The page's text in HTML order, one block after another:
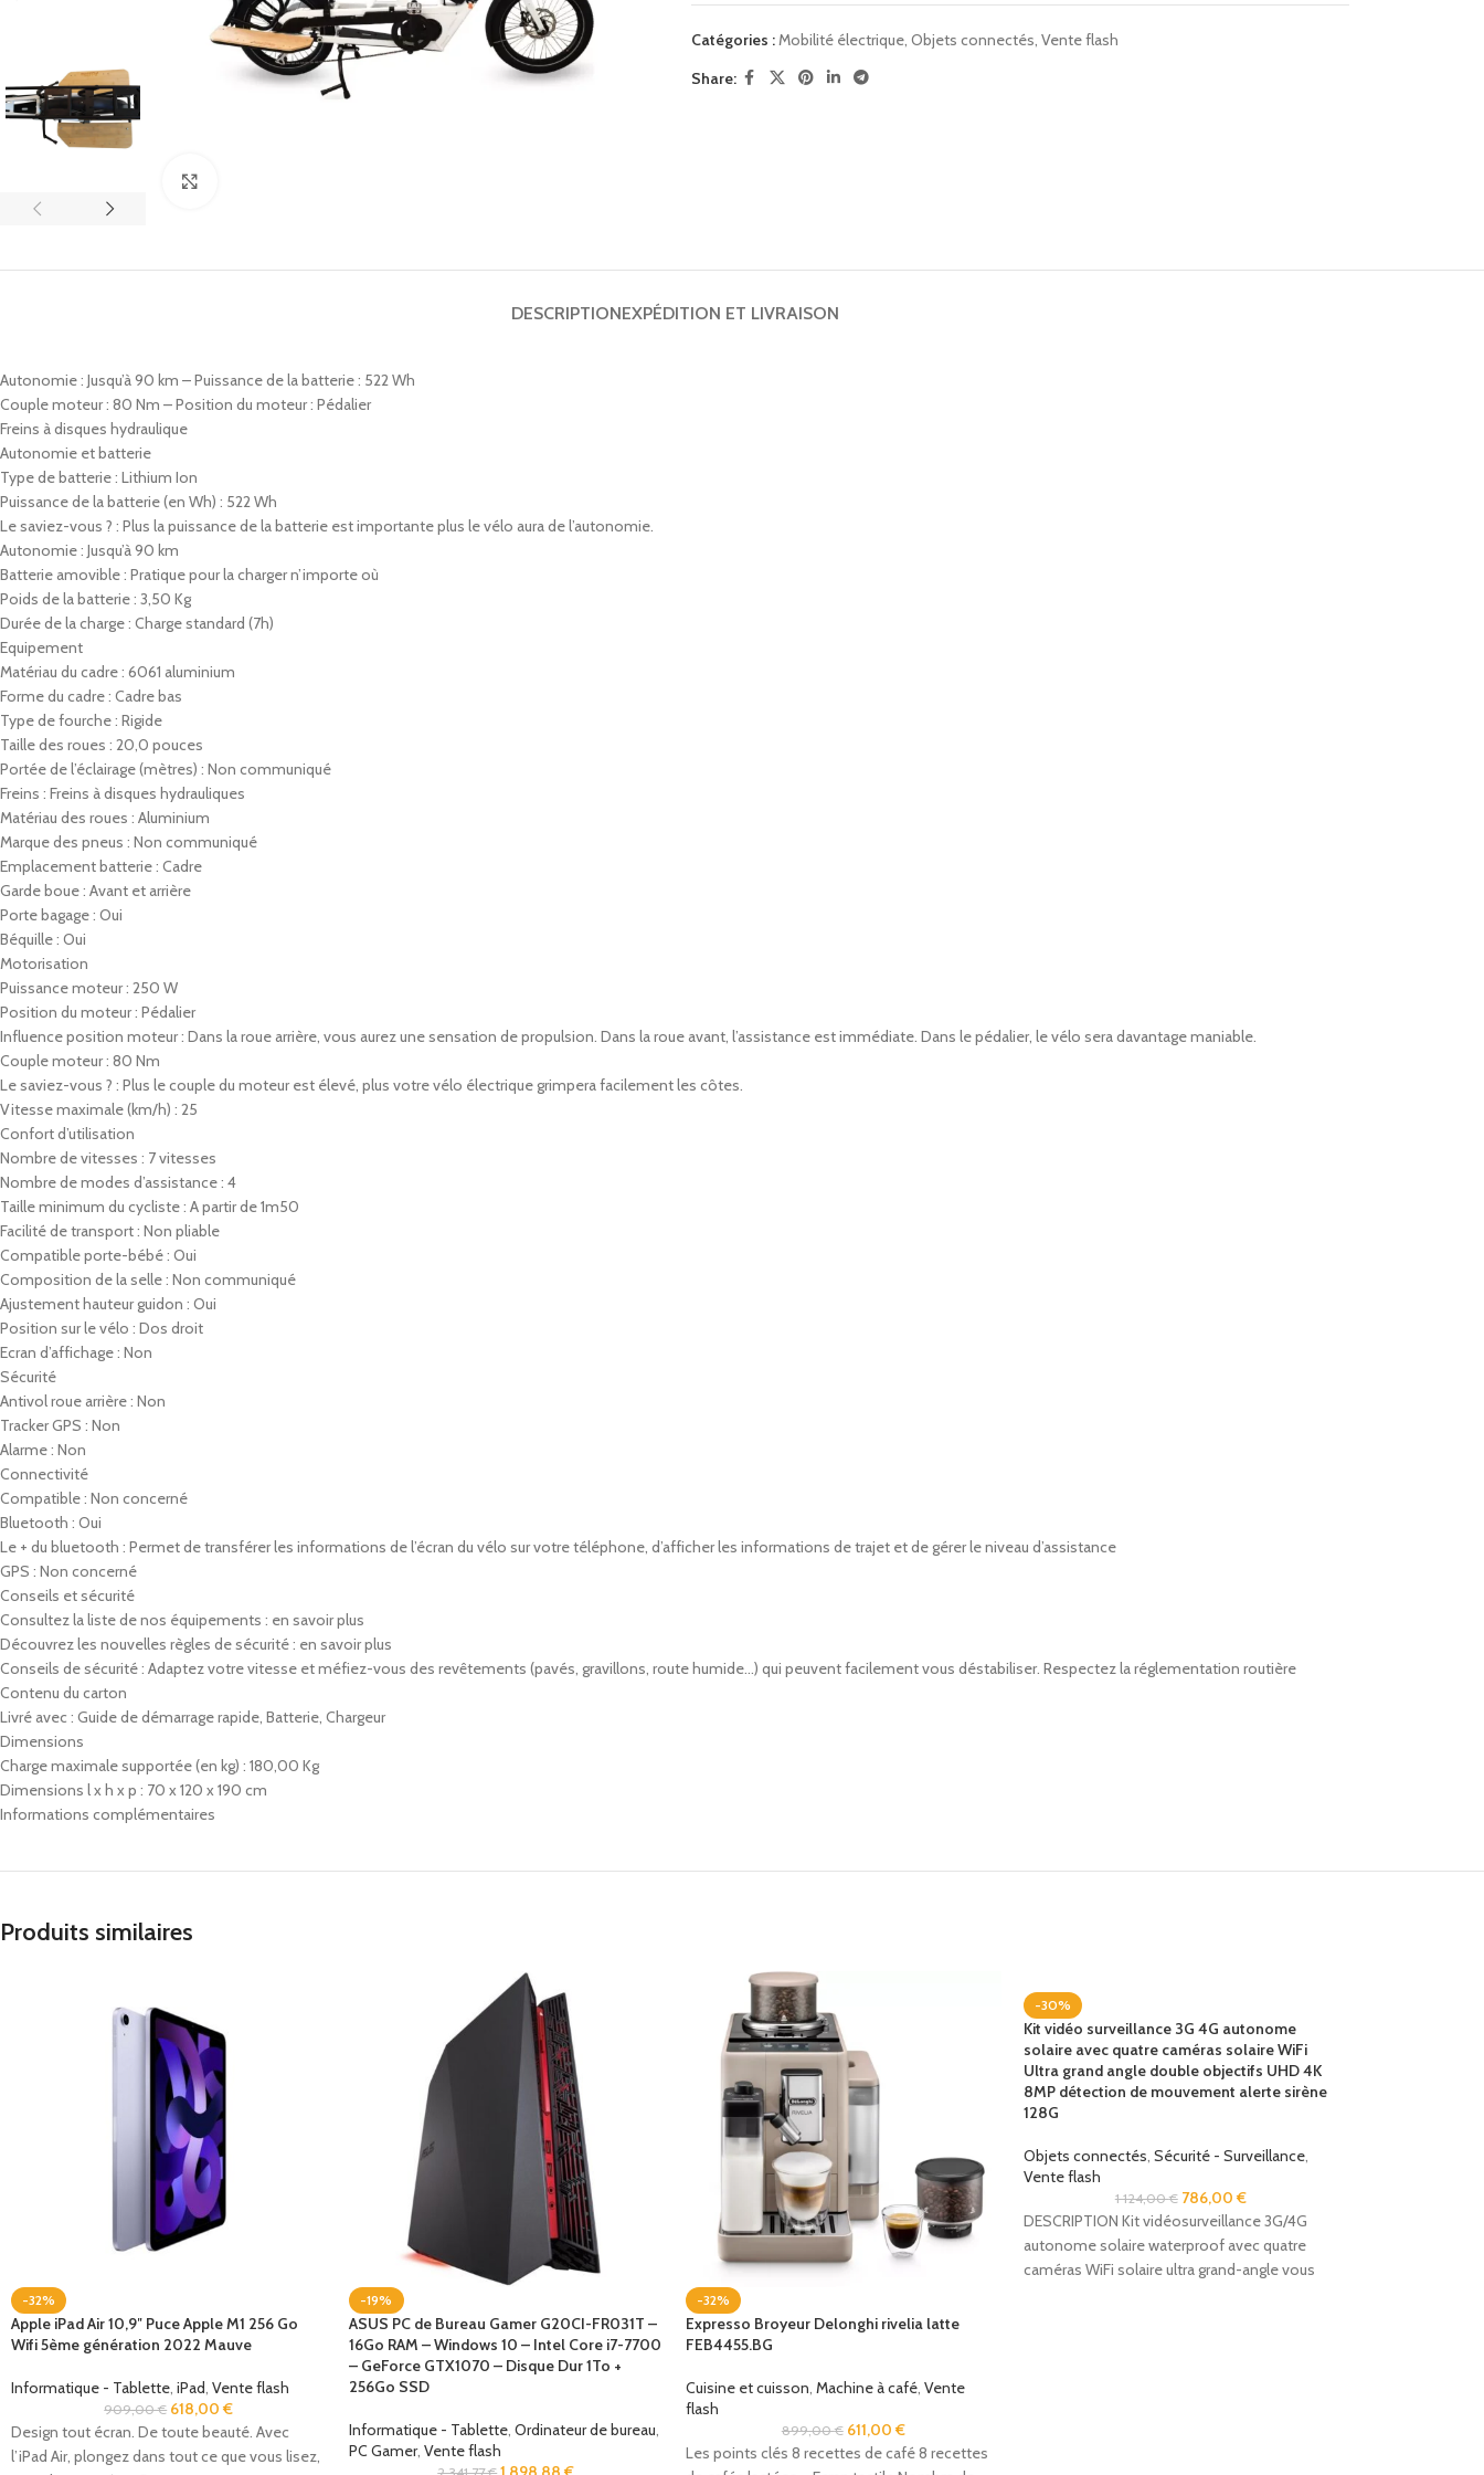
Catégories :Mobilité électrique, Objets connectés, Vente flash
Share:
DESCRIPTIONEXPÉDITION ET LIVRAISON
Autonomie : Jusqu’à 90 km – Puissance de la batterie : 522 Wh
Couple moteur : 80 Nm – Position du moteur : Pédalier
Freins à disques hydraulique
Autonomie et batterie
Type de batterie : Lithium Ion
Puissance de la batterie (en Wh) : 522 Wh
Le saviez-vous ? : Plus la puissance de la batterie est importante plus le vélo aura de l’autonomie.
Autonomie : Jusqu’à 90 km
Batterie amovible : Pratique pour la charger n’importe où
Poids de la batterie : 3,50 Kg
Durée de la charge : Charge standard (7h)
Equipement
Matériau du cadre : 6061 aluminium
Forme du cadre : Cadre bas
Type de fourche : Rigide
Taille des roues : 20,0 pouces
Portée de l’éclairage (mètres) : Non communiqué
Freins : Freins à disques hydrauliques
Matériau des roues : Aluminium
Marque des pneus : Non communiqué
Emplacement batterie : Cadre
Garde boue : Avant et arrière
Porte bagage : Oui
Béquille : Oui
Motorisation
Puissance moteur : 250 W
Position du moteur : Pédalier
Influence position moteur : Dans la roue arrière, vous aurez une sensation de propulsion. Dans la roue avant, l’assistance est immédiate. Dans le pédalier, le vélo sera davantage maniable.
Couple moteur : 80 Nm
Le saviez-vous ? : Plus le couple du moteur est élevé, plus votre vélo électrique grimpera facilement les côtes.
Vitesse maximale (km/h) : 25
Confort d’utilisation
Nombre de vitesses : 7 vitesses
Nombre de modes d’assistance : 4
Taille minimum du cycliste : A partir de 1m50
Facilité de transport : Non pliable
Compatible porte-bébé : Oui
Composition de la selle : Non communiqué
Ajustement hauteur guidon : Oui
Position sur le vélo : Dos droit
Ecran d’affichage : Non
Sécurité
Antivol roue arrière : Non
Tracker GPS : Non
Alarme : Non
Connectivité
Compatible : Non concerné
Bluetooth : Oui
Le + du bluetooth : Permet de transférer les informations de l’écran du vélo sur votre téléphone, d’afficher les informations de trajet et de gérer le niveau d’assistance
GPS : Non concerné
Conseils et sécurité
Consultez la liste de nos équipements : en savoir plus
Découvrez les nouvelles règles de sécurité : en savoir plus
Conseils de sécurité : Adaptez votre vitesse et méfiez-vous des revêtements (pavés, gravillons, route humide…) qui peuvent facilement vous déstabiliser. Respectez la réglementation routière
Contenu du carton
Livré avec : Guide de démarrage rapide, Batterie, Chargeur
Dimensions
Charge maximale supportée (en kg) : 180,00 Kg
Dimensions l x h x p : 70 x 120 x 190 cm
Informations complémentaires
Produits similaires
-32%
Apple iPad Air 10,9″ Puce Apple M1 256 Go
Wifi 5ème génération 2022 Mauve
Informatique - Tablette iPad Vente flash
909,00€ 618,00€
Design tout écran. De toute beauté. Avec
l’iPad Air, plongez dans tout ce que vous lisez,
-19%
ASUS PC de Bureau Gamer G20CI-FR031T –
16Go RAM – Windows 10 – Intel Core i7-7700
– GeForce GTX1070 – Disque Dur 1To +
256Go SSD
Informatique - Tablette, Ordinateur de bureau
PC Gamer, Vente flash
2 341,77€
-32%
Expresso Broyeur Delonghi rivelia latte
FEB4455.BG
Cuisine et cuisson Machine à café Vente
flash
899,00€ 611,00 €
Les points clés 8 recettes de café 8 recettes
-30%
Kit vidéo surveillance 3G 4G autonome
solaire avec quatre caméras solaire WiFi
Ultra grand angle double objectifs UHD 4K
8MP détection de mouvement alerte sirène
128G
Objets connectés, Sécurité - Surveillance,
Vente flash
1 124,00€ 786,00 €
DESCRIPTION Kit vidéosurveillance 3G/4G
autonome solaire waterproof avec quatre
caméras WiFi solaire ultra grand-angle vous